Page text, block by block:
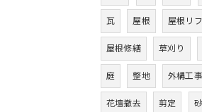
瓦 屋根 屋根リ
屋根修繕 草刈り
庭 整地 外構工事
花壇撤去 剪定